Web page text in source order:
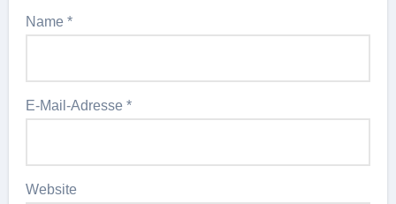
Name*
E-Mail-Adresse*
Website